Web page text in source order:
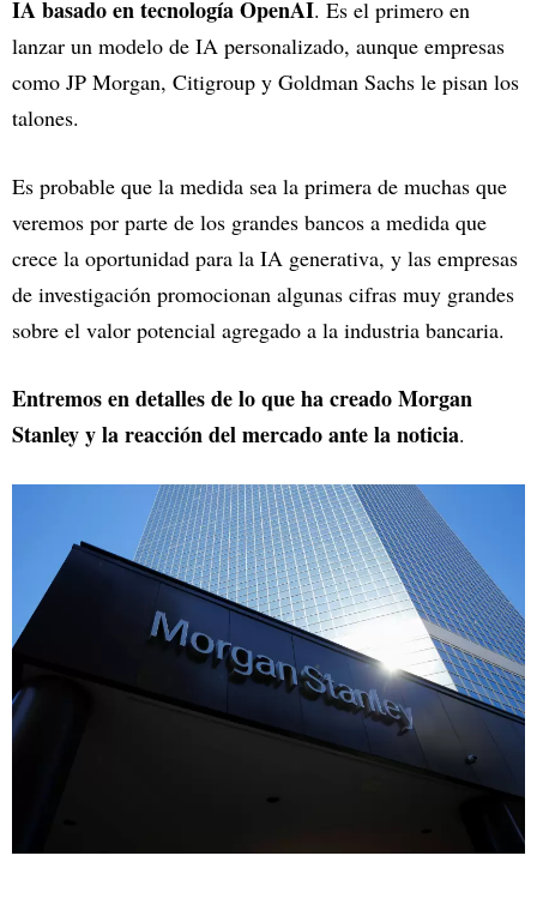
IA basado en tecnología OpenAI. Es el primero en
lanzar un modelo de IA personalizado, aunque empresas
como JP Morgan, Citigroup y Goldman Sachs le pisan los
talones.
Es probable que la medida sea la primera de muchas que
veremos por parte de los grandes bancos a medida que
crece la oportunidad para la IA generativa, y las empresas
de investigación promocionan algunas cifras muy grandes
sobre el valor potencial agregado a la industria bancaria.
Entremos en detalles de lo que ha creado Morgan
Stanley y la reacción del mercado ante la noticia.